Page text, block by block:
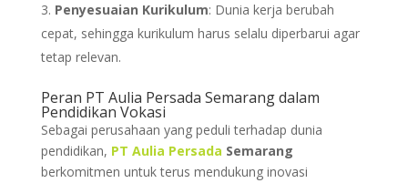
Penyesuaian Kurikulum: Dunia kerja berubah
cepat, sehingga kurikulum harus selalu diperbarui agar
tetap relevan.
Peran PT Aulia Persada Semarang dalam
Pendidikan Vokasi
Sebagai perusahaan yang peduli terhadap dunia
pendidikan, PT Aulia Persada Semarang
berkomitmen untuk terus mendukung inovasi